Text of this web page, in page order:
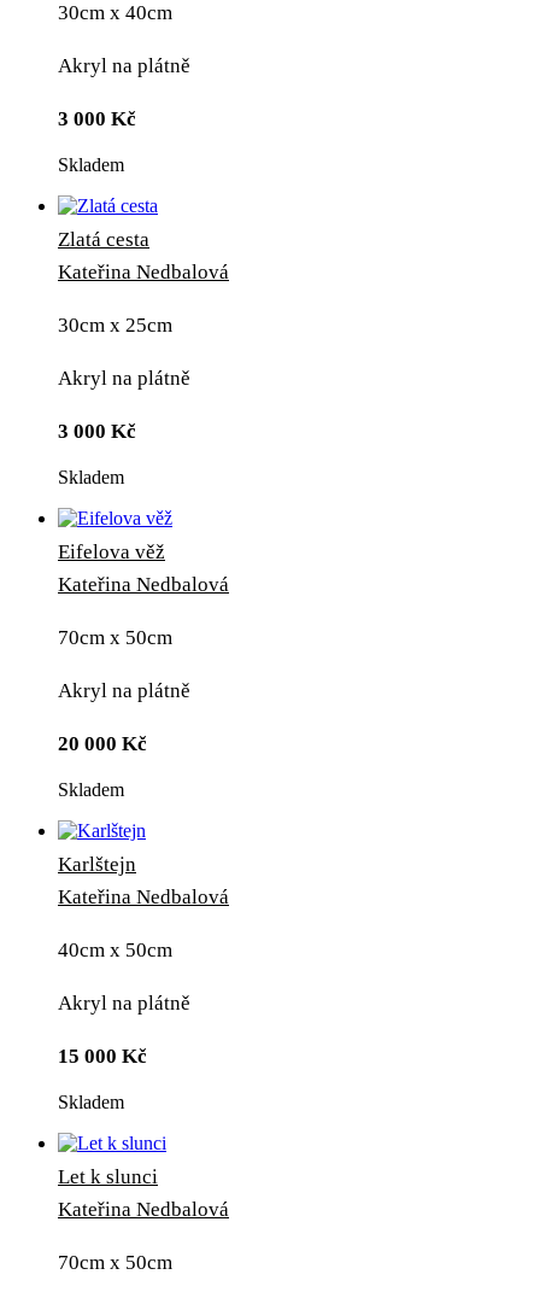
30cm x 40cm
Akryl na plátně
3 000 Kč
Skladem
Zlatá cesta
Kateřina Nedbalová
30cm x 25cm
Akryl na plátně
3 000 Kč
Skladem
Eifelova věž
Kateřina Nedbalová
70cm x 50cm
Akryl na plátně
20 000 Kč
Skladem
Karlštejn
Kateřina Nedbalová
40cm x 50cm
Akryl na plátně
15 000 Kč
Skladem
Let k slunci
Kateřina Nedbalová
70cm x 50cm